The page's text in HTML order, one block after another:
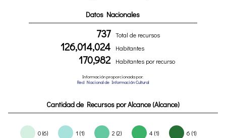
Datos Nacionales
737 Total de recursos
126,014,024 Habitantes
170,982 Habitantes por recurso
Información proporcionada por:
Red Nacional de Información Cultural
Cantidad de Recursos por Alcance (Alcance)
0 (6) 1 (1) 2 (2) 4 (1) 6 (1)